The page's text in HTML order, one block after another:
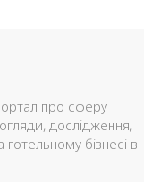
про сферу
огляди, дослідження,
бізнесі в